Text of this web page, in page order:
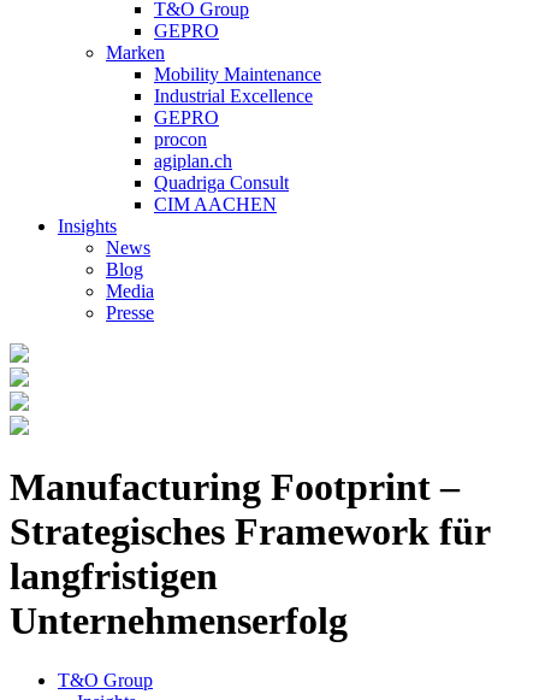
T&O Group
GEPRO
Marken
Mobility Maintenance
Industrial Excellence
GEPRO
procon
agiplan.ch
Quadriga Consult
CIM AACHEN
Insights
News
Blog
Media
Presse
Manufacturing Footprint –
Strategisches Framework für
langfristigen
Unternehmenserfolg
T&O Group